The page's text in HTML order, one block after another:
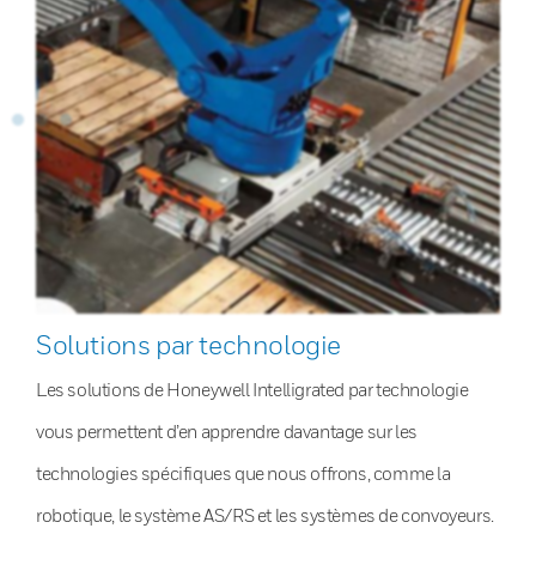
Solutions par technologie
Les solutions de Honeywell Intelligrated par technologie
vous permettent d’en apprendre davantage sur les
technologies spécifiques que nous offrons, comme la
robotique, le système AS/RS et les systèmes de convoyeurs.